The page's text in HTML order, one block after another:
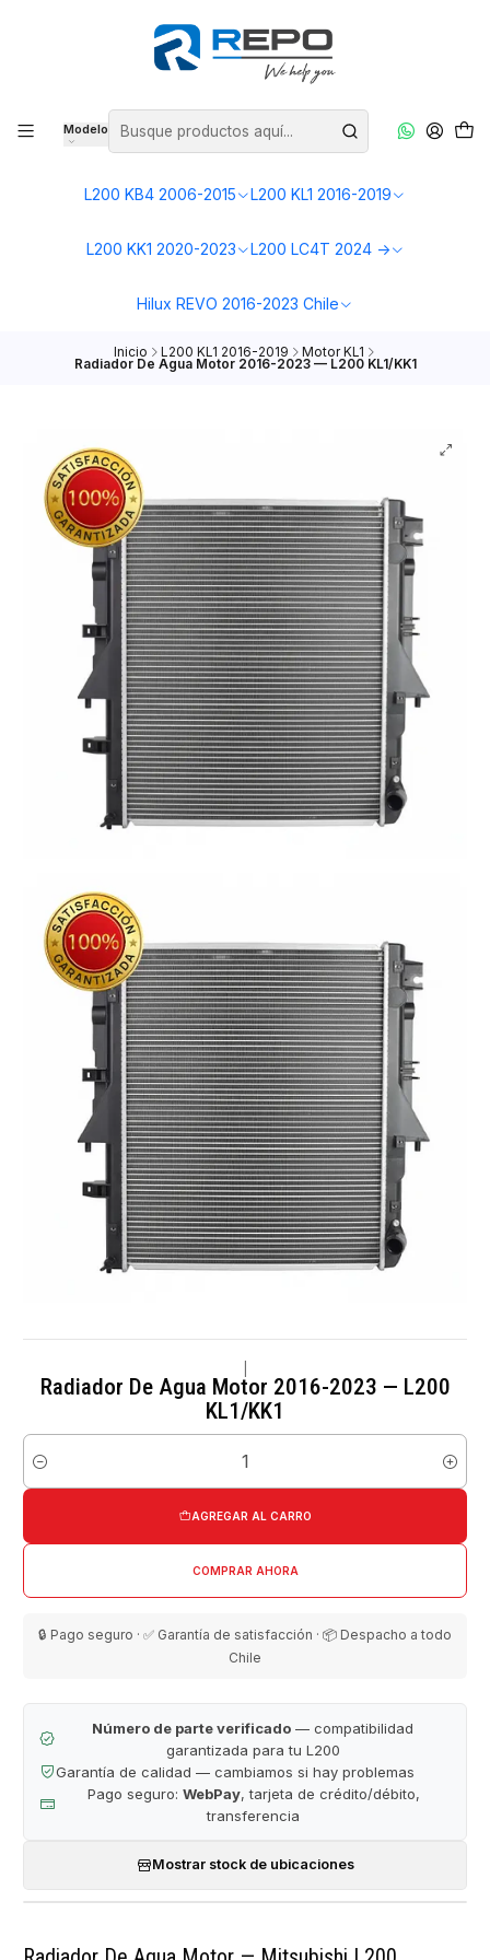
Modelo
L200 KB4 2006-2015 L200 KL1 2016-2019
L200 KK1 2020-2023 L200 LC4T 2024 ->
Hilux REVO 2016-2023 Chile
Inicio L200 KL1 2016-2019 Motor KL1
Radiador De Agua Motor 2016-2023 — L200 KL1/KK1
Radiador De Agua Motor 2016-2023 — L200
KL1/KK1
Cantidad
AGREGAR AL CARRO
COMPRAR AHORA
🔒 Pago seguro · ✅ Garantía de satisfacción · 📦 Despacho a todo
Chile
Número de parte verificado — compatibilidad
garantizada para tu L200
Garantía de calidad — cambiamos si hay problemas
Pago seguro: WebPay, tarjeta de crédito/débito,
transferencia
Mostrar stock de ubicaciones